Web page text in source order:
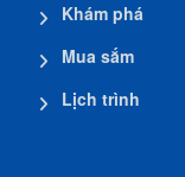
Khám phá
Mua sắm
Lịch trình